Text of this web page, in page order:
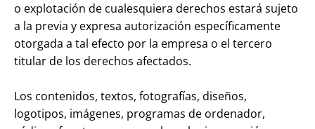
o explotación de cualesquiera derechos estará sujeto
a la previa y expresa autorización específicamente
otorgada a tal efecto por la empresa o el tercero
titular de los derechos afectados.
Los contenidos, textos, fotografías, diseños,
logotipos, imágenes, programas de ordenador,